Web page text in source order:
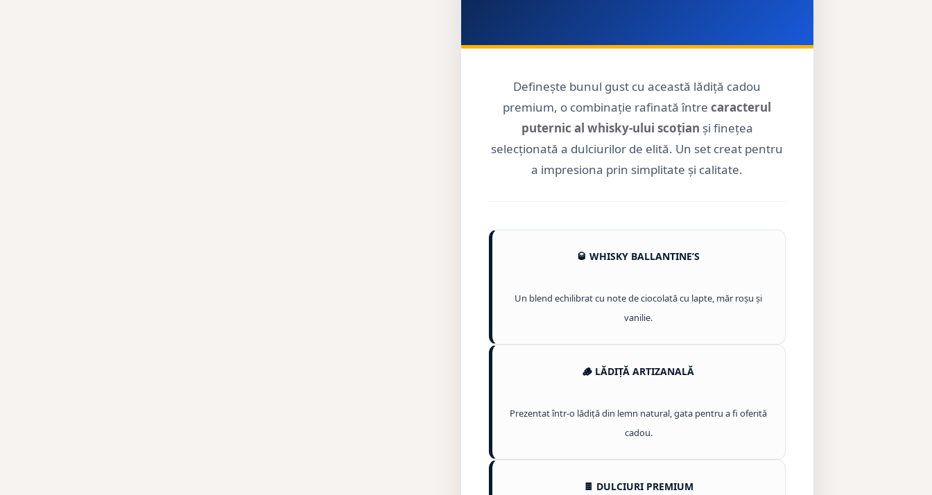
Definește bunul gust cu această lădiță cadou
premium, o combinație rafinată întrecaracterul
puternic al whisky-ului scoțian și finețea
selecționată a dulciurilor de elită. Un set creat pentru
a impresiona prin simplitate și calitate.
🥃 WHISKY BALLANTINE’S
Un blend echilibrat cu note de ciocolată cu lapte, măr roșu și
vanilie.
🪵 LĂDIȚĂ ARTIZANALĂ
Prezentat într-o lădiță din lemn natural, gata pentru a fi oferită
cadou.
🍫 DULCIURI PREMIUM